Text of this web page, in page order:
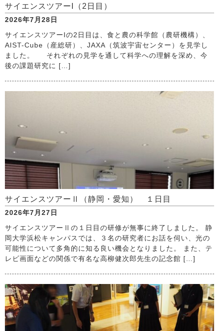
サイエンスツアーI（2日目）
2026年7月28日
サイエンスツアーIの2日目は、食と農の科学館（農研機構）、
AIST-Cube（産総研）、JAXA（筑波宇宙センター）を見学し
ました。 それぞれの見学を通して科学への理解を深め、今
後の課題研究に […]
サイエンスツアーⅡ（静岡・愛知） １日目
2026年7月27日
サイエンスツアーⅡの１日目の研修が無事に終了しました。 静
岡大学浜松キャンパスでは、３名の研究者にお話を伺い、光の
可能性について多角的に知る良い機会となりました。 また、テ
レビ画面などの関係で有名な高柳健次郎先生の記念館 […]